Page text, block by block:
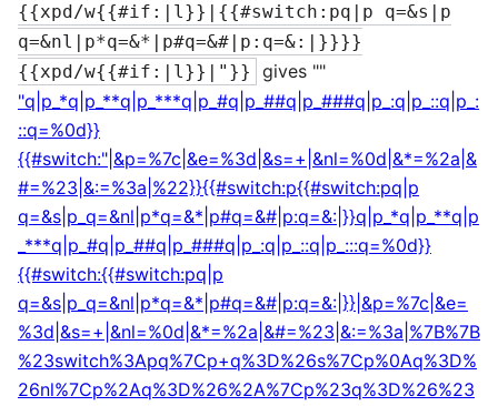
{{xpd/w{{#if:|l}}|{{#switch:pq|p q=&s|p
q=&nl|p*q=&*|p#q=&#|p:q=&:|}}}}
{{xpd/w{{#if:|l}}|"}}
gives ""
"q|p_*q|p_**q|p_***q|p_#q|p_##q|p_###q|p_:q|p_::q|p_:
::q=%0d}}
{{#switch:"|&p=%7c|&e=%3d|&s=+|&nl=%0d|&*=%2a|&
#=%23|&:=%3a|%22}}{{#switch:p{{#switch:pq|p
q=&s|p_q=&nl|p*q=&*|p#q=&#|p:q=&:|}}q|p_*q|p_**q|p
_***q|p_#q|p_##q|p_###q|p_:q|p_::q|p_:::q=%0d}}
{{#switch:{{#switch:pq|p
q=&s|p_q=&nl|p*q=&*|p#q=&#|p:q=&:|}}|&p=%7c|&e=
%3d|&s=+|&nl=%0d|&*=%2a|&#=%23|&:=%3a|%7B%7B
%23switch%3Apq%7Cp+q%3D%26s%7Cp%0Aq%3D%
26nl%7Cp%2Aq%3D%26%2A%7Cp%23q%3D%26%23